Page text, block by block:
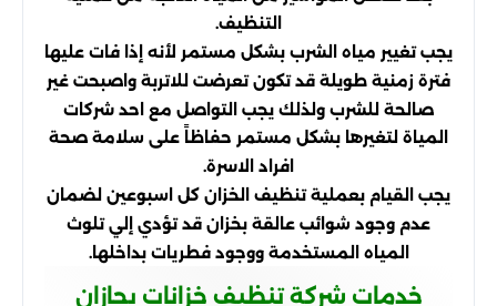
التنظيف.
يجب تغيير مياه الشرب بشكل مستمر لأنه إذا فات عليها
فترة زمنية طويلة قد تكون تعرضت للاتربة واصبحت غير
صالحة للشرب ولذلك يجب التواصل مع احد شركات
المياة لتغيرها بشكل مستمر حفاظاً على سلامة صحة
افراد الاسرة.
يجب القيام بعملية تنظيف الخزان كل اسبوعين لضمان
عدم وجود شوائب عالقة بخزان قد تؤدي إلي تلوث
المياه المستخدمة ووجود فطريات بداخلها.
خدمات شركة تنظيف خزانات بجازان